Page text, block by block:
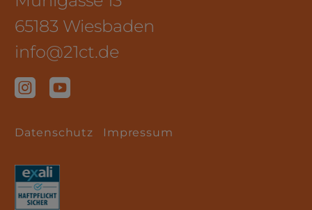
65183 Wiesbaden
info@21ct.de
Datenschutz Impressum